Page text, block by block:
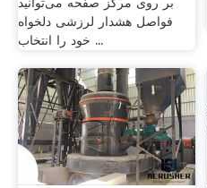
فواصل هشدار لرزشی دلخواه
خود را انتخاب ...